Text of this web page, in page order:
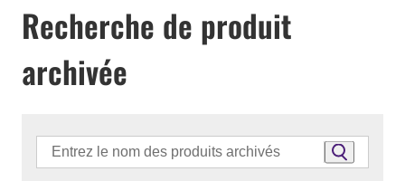
Recherche de produit
archivée